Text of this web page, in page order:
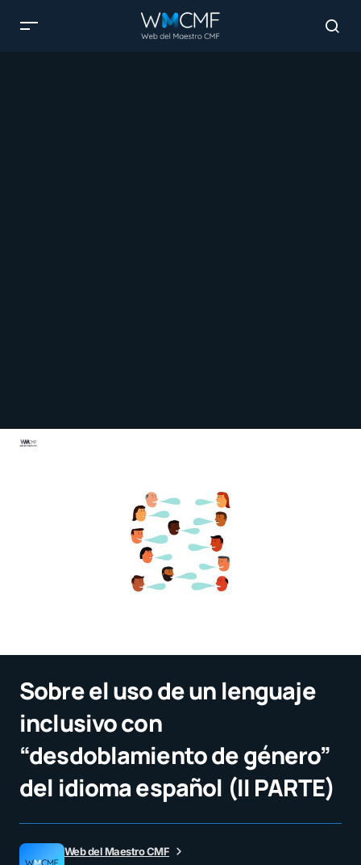
Sobre el uso de un lenguaje
inclusivo con
“desdoblamiento de género”
del idioma español (II PARTE)
Web del Maestro CMF